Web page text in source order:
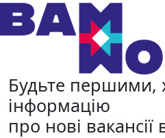
Будьте першими,
інформацію
про нові